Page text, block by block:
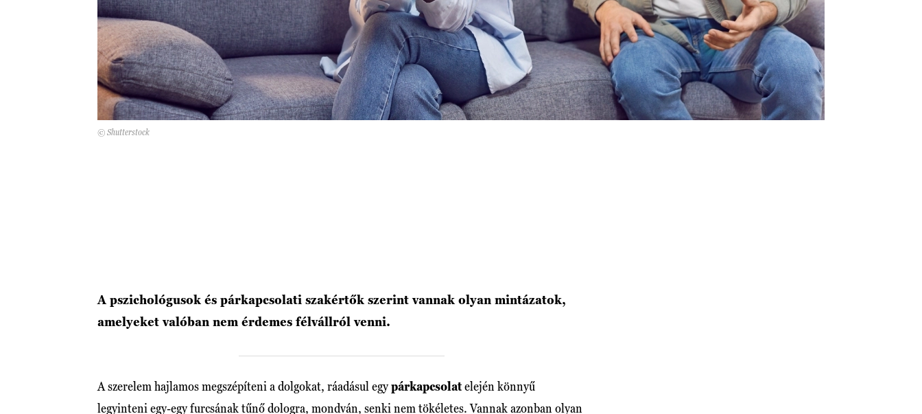
© Shutterstock
A pszichológusok és párkapcsolati szakértők szerint vannak olyan mintázatok,
amelyeket valóban nem érdemes félvállról venni.
A szerelem hajlamos megszépíteni a dolgokat, ráadásul egypárkapcsolatelején könnyű
legyinteni egy-egy furcsának tűnő dologra, mondván, senki nem tökéletes. Vannak azonban olyan